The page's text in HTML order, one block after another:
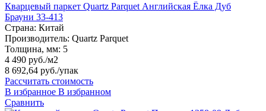
Кварцевый паркет Quartz Parquet Английская Ёлка Дуб
Брауни 33-413
Страна: Китай
Производитель: Quartz Parquet
Толщина, мм: 5
4 490 руб./м2
8 692,64 руб./упак
Рассчитать стоимость
В избранное В избранном
Сравнить